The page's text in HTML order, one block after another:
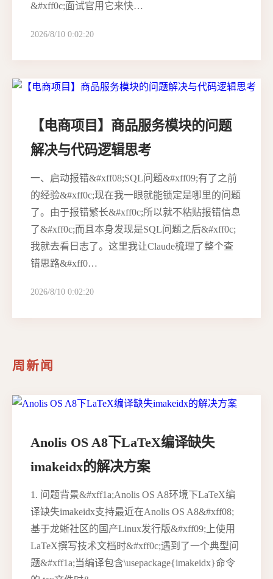
&#xff0c;面试官用它来快…
2026/8/10 0:02:20
【电商项目】商品服务模块的问题
解决与代码逻辑思考
一、启动报错&#xff08;SQL问题&#xff09;有了之前
的经验&#xff0c;现在我一眼就能锁定是哪里的问题
了。由于报错繁长&#xff0c;所以就不粘贴报错信息
了&#xff0c;而且本身发现是SQL问题之后&#xff0c;
我就去看日志了。这里我让Claude梳理了整个查
错思路&#xff0…
2026/8/10 0:02:20
周新闻
Anolis OS A8下LaTeX编译缺失
imakeidx的解决方案
1. 问题背景&#xff1a;Anolis OS A8环境下LaTeX编
译缺失imakeidx支持最近在Anolis OS A8&#xff08;
基于龙蜥社区的国产Linux发行版&#xff09;上使用
LaTeX撰写技术文档时&#xff0c;遇到了一个典型问
题&#xff1a;当编译包含\usepackage{imakeidx}命令